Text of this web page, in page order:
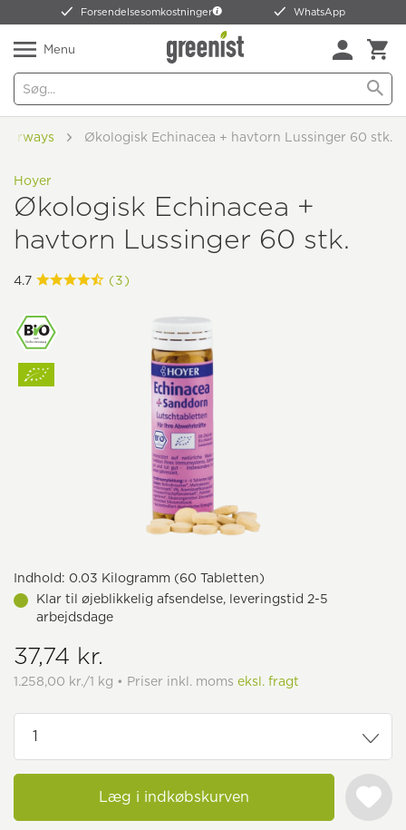
Forsendelsesomkostninger WhatsApp
Menu
Airways Økologisk Echinacea + havtorn Lussinger 60 stk.
Hoyer
Økologisk Echinacea +
havtorn Lussinger 60 stk.
4.7 (3)
Indhold: 0.03 Kilogramm (60 Tabletten)
Klar til øjeblikkelig afsendelse, leveringstid 2-5
arbejdsdage
37,74 kr.
1.258,00 kr./1 kg • Priser inkl. moms eksl. fragt
Læg i indkøbskurven